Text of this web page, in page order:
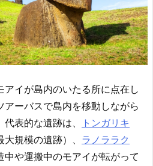
イが島内のいたる所に点在し
ーバスで島内を移動しながら
表的な遺跡は、
トンガリキ
大規模の遺跡）、 ラノララク
中や運搬中のモアイが転がって